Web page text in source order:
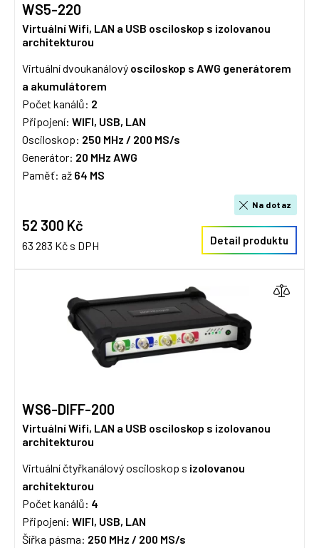
WS5-220
Virtuální Wifi, LAN a USB osciloskop s izolovanou
architekturou
Virtuální dvoukanálový osciloskop s AWG generátorem
a akumulátorem
Počet kanálů: 2
Připojení: WIFI, USB, LAN
Osciloskop: 250 MHz / 200 MS/s
Generátor: 20 MHz AWG
Paměť: až 64 MS
52 300 Kč
63 283 Kč s DPH
Na dotaz
Detail produktu
WS6-DIFF-200
Virtuální Wifi, LAN a USB osciloskop s izolovanou
architekturou
Virtuální čtyřkanálový osciloskop s izolovanou
architekturou
Počet kanálů: 4
Připojení: WIFI, USB, LAN
Šířka pásma: 250 MHz / 200 MS/s